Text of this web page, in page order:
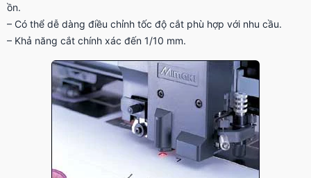
ồn.
– Có thể dễ dàng điều chỉnh tốc độ cắt phù hợp với nhu cầu.
– Khả năng cắt chính xác đến 1/10 mm.